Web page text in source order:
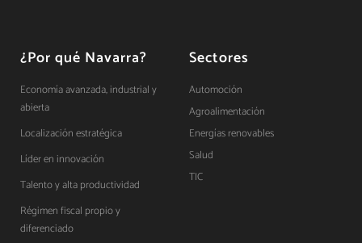
¿Por qué Navarra?
Economía avanzada, industrial y
abierta
Localización estratégica
Líder en innovación
Talento y alta productividad
Régimen fiscal propio y
diferenciado
Sectores
Automoción
Agroalimentación
Energías renovables
Salud
TIC